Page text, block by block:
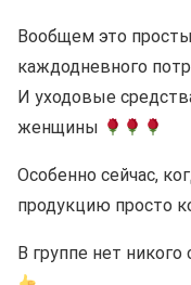
Вообщем это
каждодневного
И уходовые
женщины
Особенно сейчас,
продукцию просто
В группе нет